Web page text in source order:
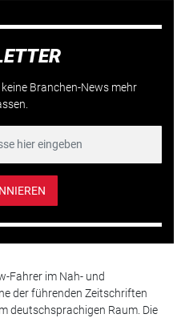
Branchen-News mehr
Fahrer im Nah- und
der führenden Zeitschriften
deutschsprachigen Raum. Die